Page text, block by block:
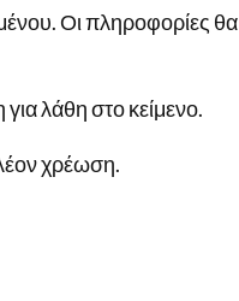
Οι πληροφορίες θα
λάθη στο κείμενο.
χρέωση.